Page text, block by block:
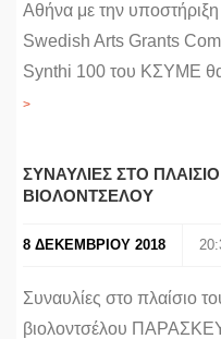
Αθήνα με την
Swedish Arts Grants
Synthi 100 του ΚΣΥΜΕ
>
ΣΥΝΑΥΛΙΕΣ ΣΤΟ
ΒΙΟΛΟΝΤΣΕΛΟΥ
8 ΔΕΚΕΜΒΡΙΟΥ 2018
Συναυλίες στο πλαίσιο
βιολοντσέλου